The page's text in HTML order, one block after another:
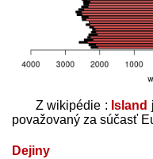
Z wikipédie : Island
považovaný za súčasť
Dejiny